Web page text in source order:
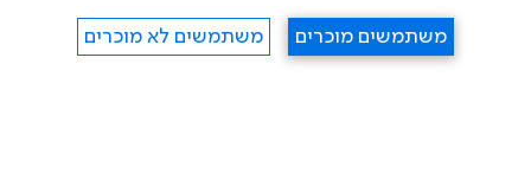
משתמשים מוכרים משתמשים לא מוכרים